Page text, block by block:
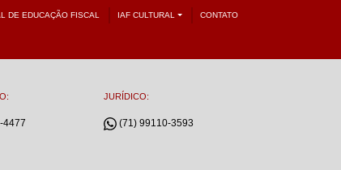
DE EDUCAÇÃO FISCAL IAF CULTURAL CONTATO
4477
JURÍDICO:
(71) 99110-3593